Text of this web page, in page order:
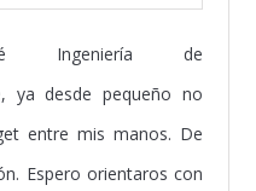
Ingeniería de
ya desde pequeño no
entre mis manos. De
Espero orientaros con